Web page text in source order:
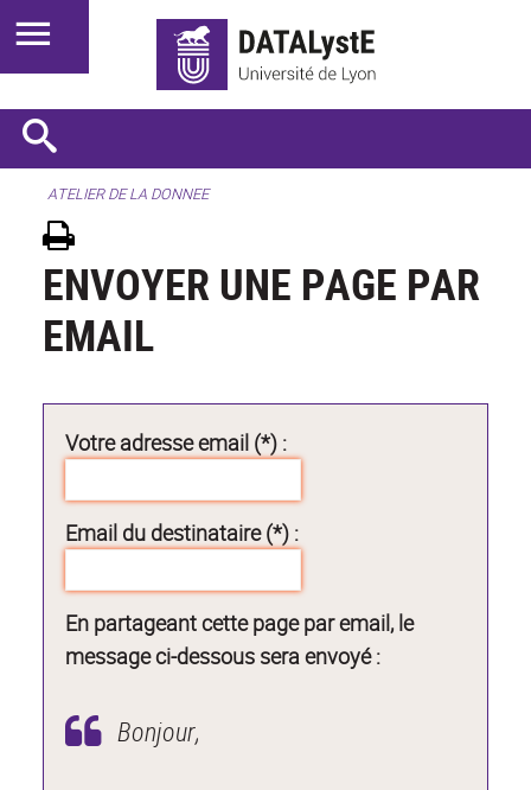
ATELIER DE LA DONNEE
ENVOYER UNE PAGE PAR
EMAIL
Votre adresse email (*) :
Email du destinataire (*) :
En partageant cette page par email, le
message ci-dessous sera envoyé :
Bonjour,